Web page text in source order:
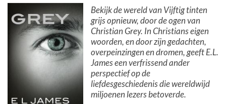
Bekijk de wereld van Vijftig tinten
grijs opnieuw, door de ogen van
Christian Grey. In Christians eigen
woorden, en door zijn gedachten,
overpeinzingen en dromen, geeft E.L.
James een verfrissend ander
perspectief op de
liefdesgeschiedenis die wereldwijd
miljoenen lezers betoverde.